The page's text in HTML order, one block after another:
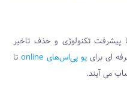
پیشرفت تکنولوژی و حذف تاخیر
ای براییو پی‌اس‌های online تا